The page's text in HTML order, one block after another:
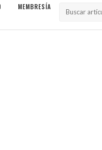
MEMBRESÍA